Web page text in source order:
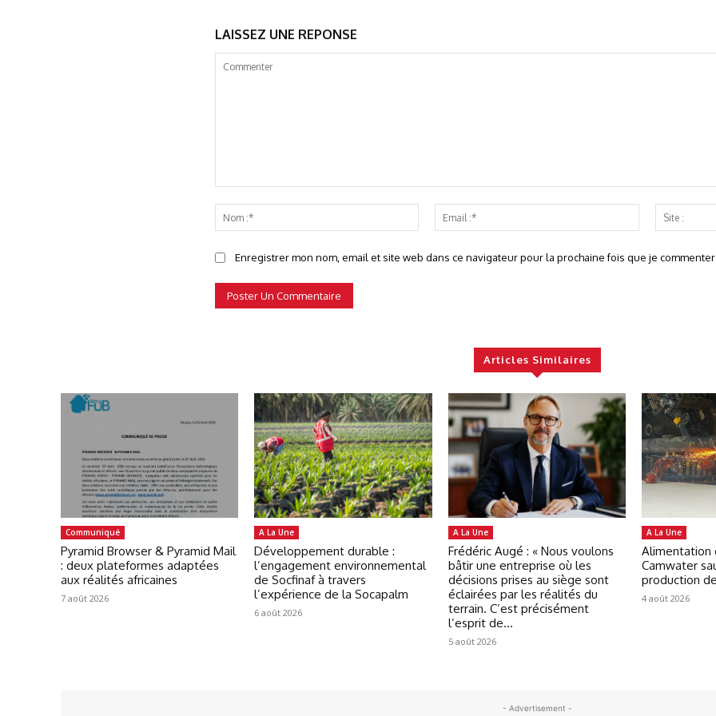
LAISSEZ UNE REPONSE
:*
Email
:*
Enregistrer mon nom, email et site web dans ce navigateur pour la prochaine fois que je
Articles Similaires
Communiqué
Pyramid Browser & Pyramid Mail
: deux plateformes adaptées
aux réalités africaines
7 août 2026
A La Une
Développement durable :
l’engagement environnemental
de Socfinaf à travers
l’expérience de la Socapalm
6 août 2026
A La Une
Frédéric Augé : « Nous voulons
bâtir une entreprise où les
décisions prises au siège sont
éclairées par les réalités du
terrain. C’est précisément
l’esprit de...
5 août 2026
A La Une
Alimentation
Camwater
production
4 août 2026
- Advertisement -